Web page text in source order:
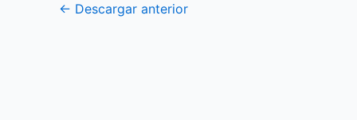
← Descargar anterior